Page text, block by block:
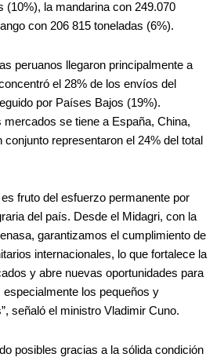
(10%), la mandarina con 249.070
con 206 815 toneladas (6%).
peruanos llegaron principalmente a
el 28% de los envíos del
por Países Bajos (19%).
se tiene a España, China,
representaron el 24% del total
fruto del esfuerzo permanente por
del país. Desde el Midagri, con la
garantizamos el cumplimiento de
internacionales, lo que fortalece la
y abre nuevas oportunidades para
los pequeños y
señaló el ministro Vladimir Cuno.
posibles gracias a la sólida condición